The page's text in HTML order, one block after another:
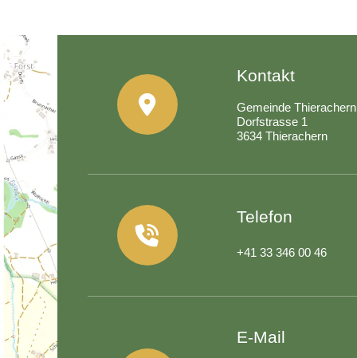
Kontakt
Gemeinde Thierachern
Dorfstrasse 1
3634 Thierachern
Telefon
+41 33 346 00 46
E-Mail